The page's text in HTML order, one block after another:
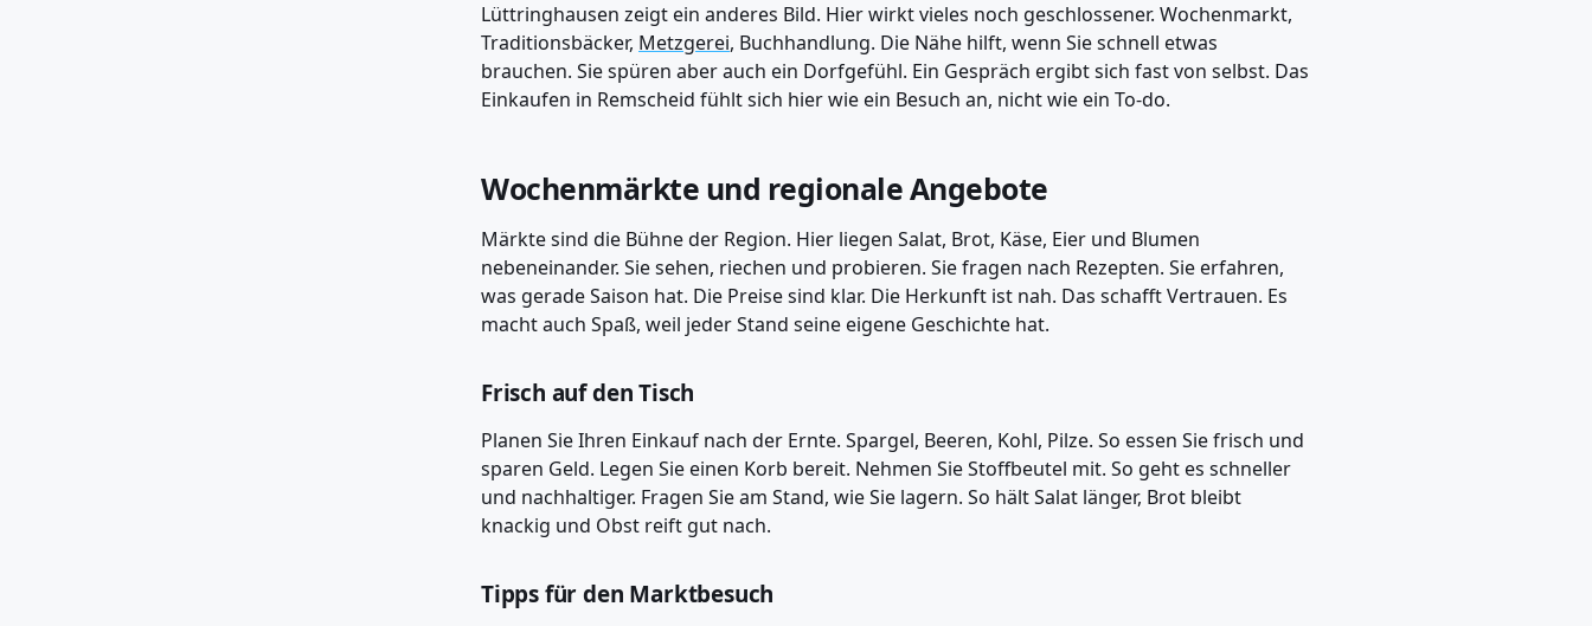
Lüttringhausen zeigt ein anderes Bild. Hier wirkt vieles noch geschlossener. Wochenmarkt,
Traditionsbäcker, Metzgerei, Buchhandlung. Die Nähe hilft, wenn Sie schnell etwas
brauchen. Sie spüren aber auch ein Dorfgefühl. Ein Gespräch ergibt sich fast von selbst. Das
Einkaufen in Remscheid fühlt sich hier wie ein Besuch an, nicht wie ein To-do.
Wochenmärkte und regionale Angebote
Märkte sind die Bühne der Region. Hier liegen Salat, Brot, Käse, Eier und Blumen
nebeneinander. Sie sehen, riechen und probieren. Sie fragen nach Rezepten. Sie erfahren,
was gerade Saison hat. Die Preise sind klar. Die Herkunft ist nah. Das schafft Vertrauen. Es
macht auch Spaß, weil jeder Stand seine eigene Geschichte hat.
Frisch auf den Tisch
Planen Sie Ihren Einkauf nach der Ernte. Spargel, Beeren, Kohl, Pilze. So essen Sie frisch und
sparen Geld. Legen Sie einen Korb bereit. Nehmen Sie Stoffbeutel mit. So geht es schneller
und nachhaltiger. Fragen Sie am Stand, wie Sie lagern. So hält Salat länger, Brot bleibt
knackig und Obst reift gut nach.
Tipps für den Marktbesuch